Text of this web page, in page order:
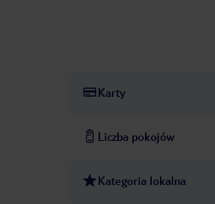
Karty
Liczba pokojów
Kategoria lokalna